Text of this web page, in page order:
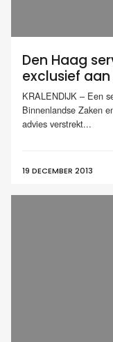
Den Haag
exclusief aan
KRALENDIJK – Een
Binnenlandse Zaken
advies verstrekt...
19 DECEMBER 2013